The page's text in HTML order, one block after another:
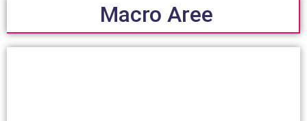
Macro Aree